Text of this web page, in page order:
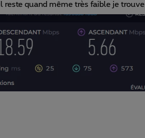
reste quand même très faible je trouve..